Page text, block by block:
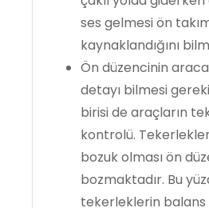
ses gelmesi ön
kaynaklandığını
Ön düzencinin
detayı bilmesi
birisi de araçların
kontrolü.
bozuk olması ön
bozmaktadır. Bu
tekerleklerin balans